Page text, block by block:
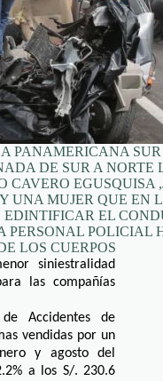
PANAMERICANA
DE SUR A NORTE
CAVERO EGUSQUISA
UNA MUJER QUE EN
EL
PERSONAL POLICIAL
LOS CUERPOS
siniestralidad
las compañías
Accidentes de
vendidas por un
y agosto del
a los S/. 230.6